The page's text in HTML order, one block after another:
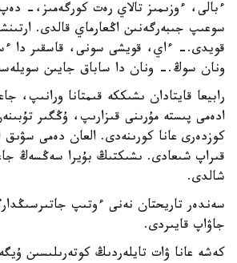
ءبالى، ءوزىمىز تالاي رەت كورگەمىز،-
سوعىپ جىبەرگەنىن اڭعارماي قالدى.
قويدى.- ءاي، قويشى سونى، قاسقىر دا
ونان سوڭ.- ونان دا ساباق جايىن
رابيعا قايتادان ىشىككە قىمتانا ورانىپ،
ادەمى پىستە مۇرىنى قىزارىپ، ۇڭگىر
كوزدەرى عانا كورىنەدى. العان دەمى سۋىق
قىراپ شىعادى. ىشىكتىڭ بۇيرا سەڭسەڭ
شالدى.
سەندەر تاريحتان نەنى ءوتىپ
جاۋاپ قايىردى.
كەشە عانا ۋات تايلەردىڭ كوتەرىلىسىن